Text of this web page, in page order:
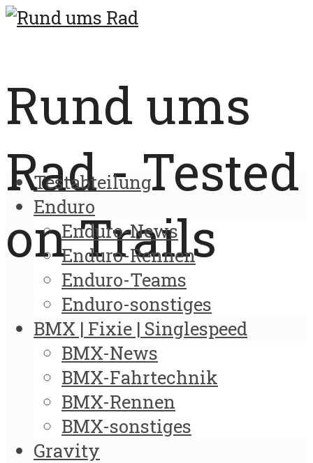
Rund ums
Rad - Tested
on Trails
Testabteilung
Enduro
Enduro-News
Enduro-Rennen
Enduro-Teams
Enduro-sonstiges
BMX | Fixie | Singlespeed
BMX-News
BMX-Fahrtechnik
BMX-Rennen
BMX-sonstiges
Gravity